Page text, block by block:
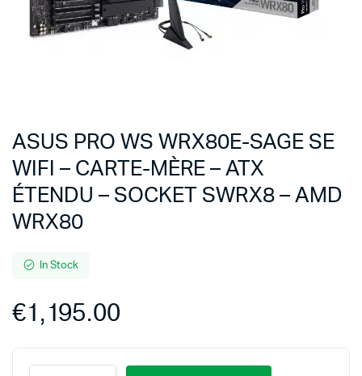
ASUS PRO WS WRX80E-SAGE SE
WIFI – CARTE-MÈRE – ATX
ÉTENDU – SOCKET SWRX8 – AMD
WRX80
In Stock
€1,195.00